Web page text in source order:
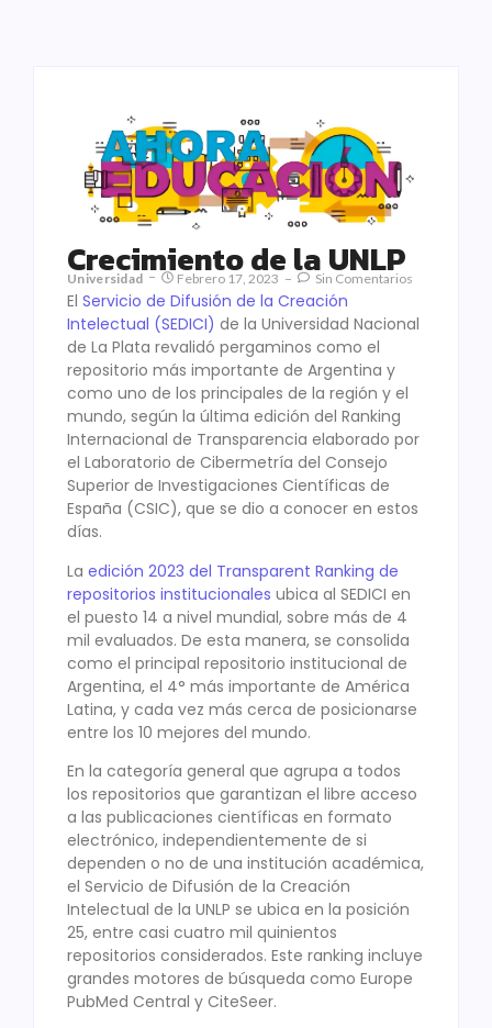
Crecimiento de la UNLP
Universidad Febrero 17, 2023 Sin Comentarios
El Servicio de Difusión de la Creación
Intelectual (SEDICI) de la Universidad Nacional
de La Plata revalidó pergaminos como el
repositorio más importante de Argentina y
como uno de los principales de la región y el
mundo, según la última edición del Ranking
Internacional de Transparencia elaborado por
el Laboratorio de Cibermetría del Consejo
Superior de Investigaciones Científicas de
España (CSIC), que se dio a conocer en estos
días.
La edición 2023 del Transparent Ranking de
repositorios institucionales ubica al SEDICI en
el puesto 14 a nivel mundial, sobre más de 4
mil evaluados. De esta manera, se consolida
como el principal repositorio institucional de
Argentina, el 4° más importante de América
Latina, y cada vez más cerca de posicionarse
entre los 10 mejores del mundo.
En la categoría general que agrupa a todos
los repositorios que garantizan el libre acceso
a las publicaciones científicas en formato
electrónico, independientemente de si
dependen o no de una institución académica,
el Servicio de Difusión de la Creación
Intelectual de la UNLP se ubica en la posición
25, entre casi cuatro mil quinientos
repositorios considerados. Este ranking incluye
grandes motores de búsqueda como Europe
PubMed Central y CiteSeer.